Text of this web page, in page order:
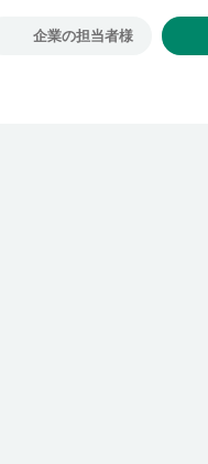
企業の担当者様
企業の担当者様